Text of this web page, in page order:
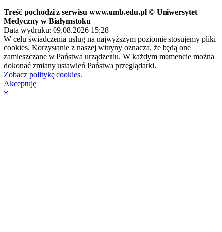
Treść pochodzi z serwisu www.umb.edu.pl © Uniwersytet
Medyczny w Białymstoku
Data wydruku: 09.08.2026 15:28
W celu świadczenia usług na najwyższym poziomie stosujemy pliki
cookies. Korzystanie z naszej witryny oznacza, że będą one
zamieszczane w Państwa urządzeniu. W każdym momencie można
dokonać zmiany ustawień Państwa przeglądarki.
Zobacz politykę cookies.
Akceptuję